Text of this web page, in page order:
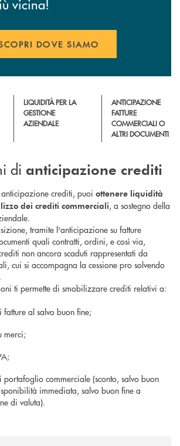
vicina!
DOVE SIAMO
LIQUIDITÀ PER LA
GESTIONE
AZIENDALE
ANTICIPAZIONE
FATTURE
COMMERCIALI O
ALTRI DOCUMENTI
di anticipazione crediti
crediti, puoi ottenere liquidità
dei crediti commerciali, a sostegno della
tramite l'anticipazione su fatture
quali contratti, ordini, e così via,
non ancora scaduti rappresentati da
cui si accompagna la cessione pro solvendo
ti permette di smobilizzare crediti relativi a:
al salvo buon fine;
merci;
commerciale (sconto, salvo buon
immediata, salvo buon fine a
di valuta).